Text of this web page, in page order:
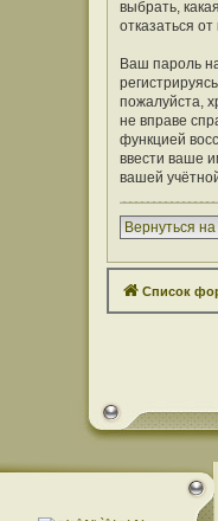
выбрать,
отказаться
Ваш пароль
пожалуйста,
не вправе
функцией
ввести ваше
вашей
Вернуться
Список